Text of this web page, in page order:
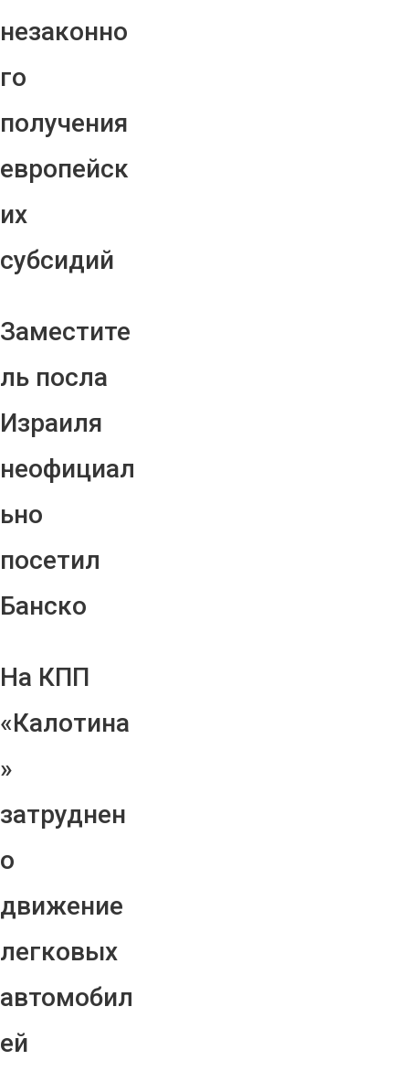
незаконно
го
получения
европейск
их
субсидий
Заместите
ль посла
Израиля
неофициал
ьно
посетил
Банско
На КПП
«Калотина
»
затруднен
о
движение
легковых
автомобил
ей